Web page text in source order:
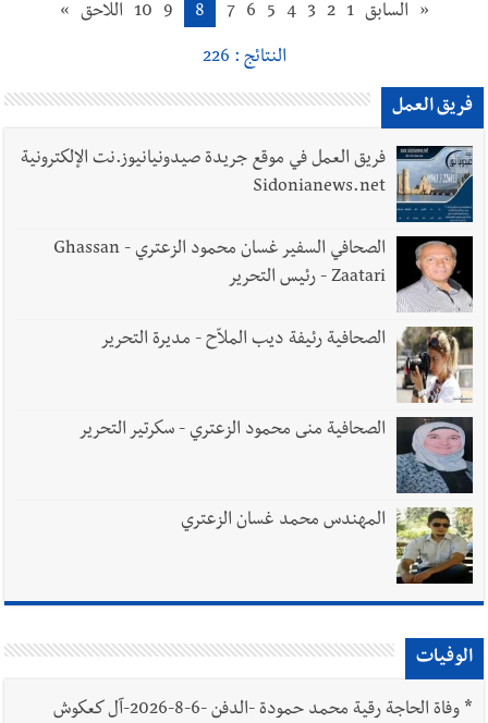
« السابق 1
2
3
4
5
6
7
8
9
10 اللاحق »
النتائج : 226
فريق العمل
فريق العمل في موقع جريدة صيدونيانيوز.نت الإلكترونية
Sidonianews.net
الصحافي السفير غسان محمود الزعتري - Ghassan
Zaatari - رئيس التحرير
الصحافية رئيفة ديب الملاّح - مديرة التحرير
الصحافية منى محمود الزعتري - سكرتير التحرير
المهندس محمد غسان الزعتري
الوفيات
*
وفاة الحاجة رقية محمد حمودة -الدفن -6-8-2026-آل كعكوش